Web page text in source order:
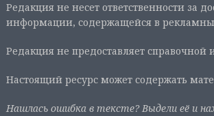
Редакция не несет ответственности за
информации, содержащейся в
Редакция не предоставляет
Настоящий ресурс может содержать
Нашлась ошибка в тексте? Выдели её и